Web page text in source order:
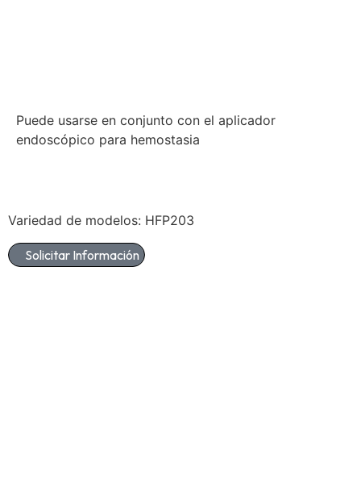
Puede usarse en conjunto con el aplicador
endoscópico para hemostasia
Variedad de modelos: HFP203
Solicitar Información